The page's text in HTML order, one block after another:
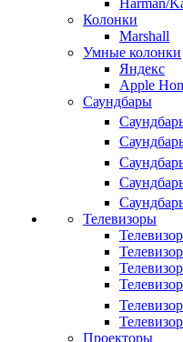
Колонки
Marshall
Умные колонки
Яндекс
Apple
Саундбары
Телевизоры
Проекторы